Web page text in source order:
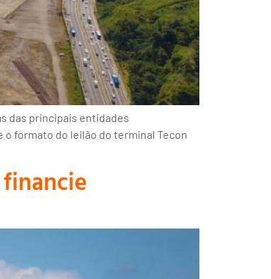
das principais entidades
formato do leilão do terminal Tecon